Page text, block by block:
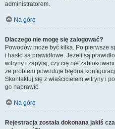
administratorem.
Na górę
Dlaczego nie mogę się zalogować?
Powodów może być kilka. Po pierwsze
i hasło są prawidłowe. Jeżeli są
witryny i zapytaj, czy cię nie
że problem powoduje błędna
Skontaktuj się z właścicielem witryny i
go naprawić.
Na górę
Rejestracja została dokonana jakiś